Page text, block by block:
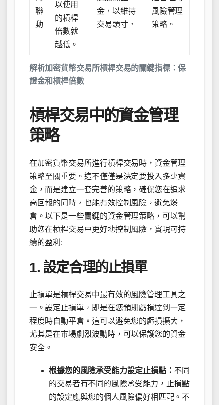
解析加密貨幣交易所槓桿交易的關鍵指標：保
證金和槓桿倍數
聯
動
以使用
的槓桿
倍數就
越低。
金，以維持
交易頭寸。
風險管理
策略。
槓桿交易中的資金管理
策略
在加密貨幣交易所進行槓桿交易時，資金管理
策略至關重要。這不僅僅是決定要投入多少資
金，而是建立一套完善的策略，確保您在追求
高回報的同時，也能有效控制風險，避免爆
倉。以下是一些關鍵的資金管理策略，可以幫
助您在槓桿交易中更好地控制風險，實現可持
續的盈利:
1. 設定合理的止損單
止損單是槓桿交易中最有效的風險管理工具之
一。設定止損單，即是在您預期虧損達到一定
程度時自動平倉。這可以避免您的虧損擴大，
尤其是在市場劇烈波動時，可以保護您的資金
安全。
根據您的風險承受能力設定止損點： 不同
的交易者有不同的風險承受能力，止損點
的設定應與您的個人風險偏好相匹配。不